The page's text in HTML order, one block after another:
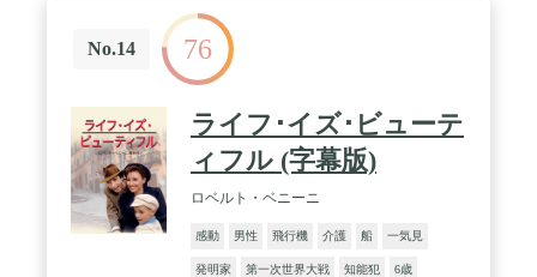
No.14 76
ライフ･イズ･ビューテ
ィフル (字幕版)
ロベルト・ベニーニ
感動 男性 飛行機 介護 船 一気見
発明家 第一次世界大戦 知能犯 6歳